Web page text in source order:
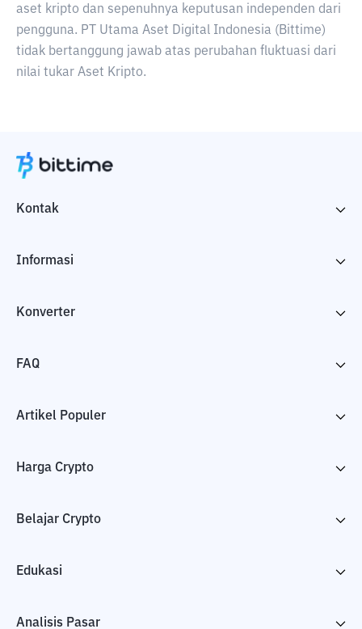
aset kripto dan sepenuhnya keputusan independen dari
pengguna. PT Utama Aset Digital Indonesia (Bittime)
tidak bertanggung jawab atas perubahan fluktuasi dari
nilai tukar Aset Kripto.
Kontak
Informasi
Konverter
FAQ
Artikel Populer
Harga Crypto
Belajar Crypto
Edukasi
Analisis Pasar